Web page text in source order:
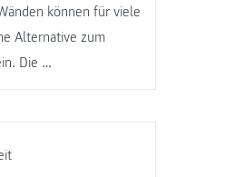
können für viele
Alternative zum
Die …